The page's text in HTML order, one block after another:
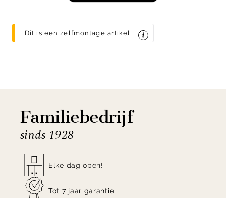
Dit is een zelfmontage artikel
Familiebedrijf
sinds 1928
Elke dag open!
Tot 7 jaar garantie